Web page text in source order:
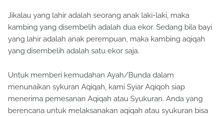
Jikalau yang lahir adalah seorang anak laki-laki, maka
kambing yang disembelih adalah dua ekor. Sedang bila bayi
yang lahir adalah anak perempuan, maka kambing aqiqah
yang disembelih adalah satu ekor saja.
Untuk memberi kemudahan Ayah/Bunda dalam
menunaikan sykuran Aqiqah, kami Syiar Aqiqoh siap
menerima pemesanan Aqiqah atau Syukuran. Anda yang
berencana untuk melaksanakan aqiqah atau syukuran bisa